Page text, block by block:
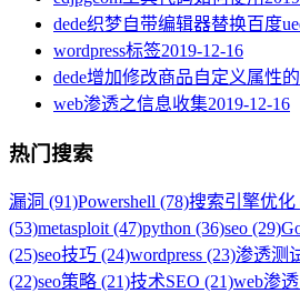
dede织梦自带编辑器替换百度
wordpress标签2019-12-16
dede增加修改商品自定义属性
web渗透之信息收集2019-12-16
热门搜索
漏洞 (91)Powershell (78)搜索引擎优化
(53)metasploit (47)python (36)seo (29)
(25)seo技巧 (24)wordpress (23)渗透测
(22)seo策略 (21)技术SEO (21)web渗